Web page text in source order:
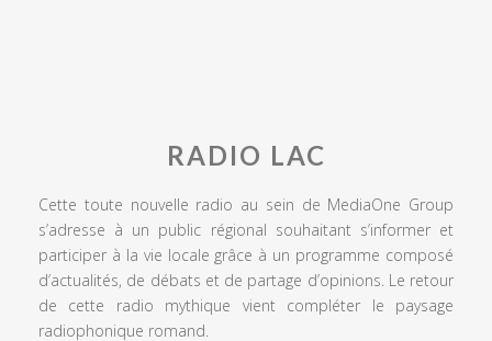
RADIO LAC
Cette toute nouvelle radio au sein de MediaOne Group
s’adresse à un public régional souhaitant s’informer et
participer à la vie locale grâce à un programme composé
d’actualités, de débats et de partage d’opinions. Le retour
de cette radio mythique vient compléter le paysage
radiophonique romand.